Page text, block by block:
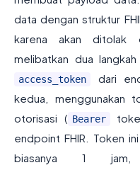
data dengan struktur
karena akan ditolak
melibatkan dua
access_token
dari
kedua, menggunakan
otorisasi ( Bearer
endpoint FHIR. Token
biasanya 1